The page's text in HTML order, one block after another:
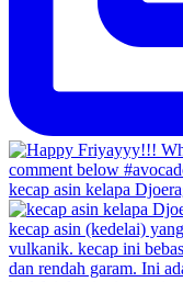
kecap asin kelapa